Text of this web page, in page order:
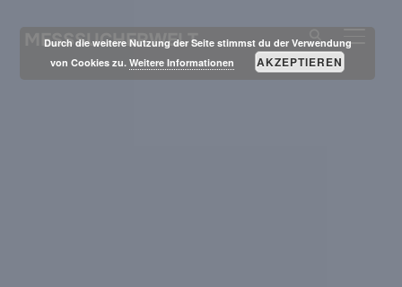
MESSSUCHERWELT
Durch die weitere Nutzung der Seite stimmst du der Verwendung
von Cookies zu.Weitere Informationen AKZEPTIEREN